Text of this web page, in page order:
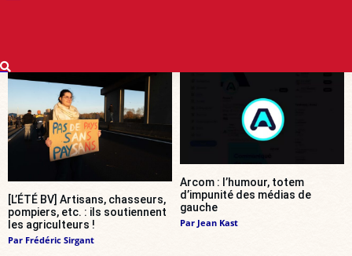
[L’ÉTÉ BV] Artisans, chasseurs,
pompiers, etc. : ils soutiennent
les agriculteurs !
Par Frédéric Sirgant
Arcom : l’humour, totem
d’impunité des médias de
gauche
Par Jean Kast